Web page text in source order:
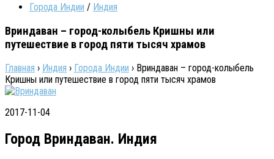
Города Индии / Индия
Вриндаван – город-колыбель Кришны или
путешествие в город пяти тысяч храмов
Главная › Индия › Города Индии › Вриндаван – город-колыбель
Кришны или путешествие в город пяти тысяч храмов
2017-11-04
Город Вриндаван. Индия